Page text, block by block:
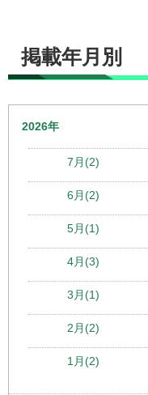
掲載年月別
2026年
7月(2)
6月(2)
5月(1)
4月(3)
3月(1)
2月(2)
1月(2)